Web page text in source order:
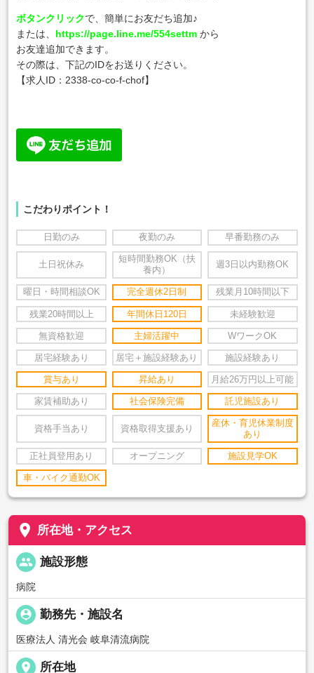
ボタンクリックで、簡単にお友だち追加♪
または、 https://page.line.me/554settm から
お友達追加できます。
その際は、下記のIDをお送りください。
【求人ID：2338-co-co-f-chof】
こだわりポイント！
日勤のみ 夜勤のみ 早番勤務のみ
土日祝休み
短時間勤務OK（扶
養内）
週3日以内勤務OK
曜日・時間相談OK 完全週休2日制 残業月10時間以下
残業20時間以上 年間休日120日 未経験歓迎
無資格歓迎 主婦活躍中 WワークOK
居宅経験あり 居宅＋施設経験あり 施設経験あり
賞与あり 昇給あり 月給26万円以上可能
家賃補助あり 社会保険完備 託児施設あり
資格手当あり 資格取得支援あり
産休・育児休業制度
あり
正社員登用あり オープニング 施設見学OK
車・バイク通勤OK
place 所在地・アクセス
people 施設形態
病院
person_pin 勤務先・施設名
医療法人 清光会 岐阜清流病院
place 所在地